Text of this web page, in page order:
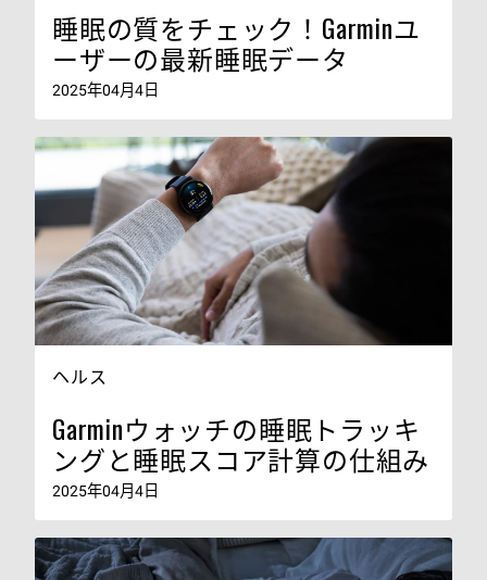
睡眠の質をチェック！Garminユ
ーザーの最新睡眠データ
2025年04月4日
ヘルス
Garminウォッチの睡眠トラッキ
ングと睡眠スコア計算の仕組み
2025年04月4日